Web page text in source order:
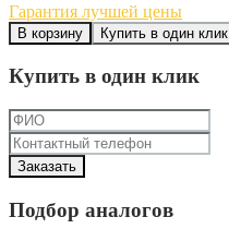
Гарантия лучшей цены
В корзину Купить в один клик
Купить в один клик
Подбор аналогов